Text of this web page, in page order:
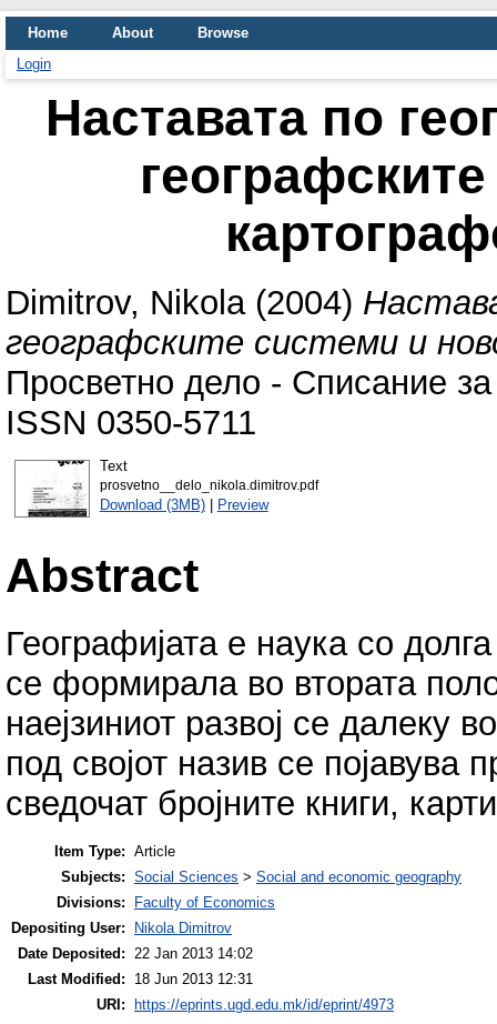
Home About
Browse
Login
Наставата по
Dimitrov, Nikola(2004)
географските системи и
Просветно дело - Списание
ISSN 0350-5711
Text
prosvetno__delo_nikola.dimitrov.pdf
Download (3MB)| Preview
Abstract
Географијата е наука со
се формирала во втората
наејзиниот развој се далеку
под својот назив се појавува
сведочат бројните книги,
Item Type: Article
Subjects: Social Sciences > Social and economic geography
Divisions:
Faculty of Economics
Depositing User:
Nikola Dimitrov
Date Deposited: 22 Jan 2013 14:02
Last Modified:
18 Jun 2013 12:31
URI:
https://eprints.ugd.edu.mk/id/eprint/4973